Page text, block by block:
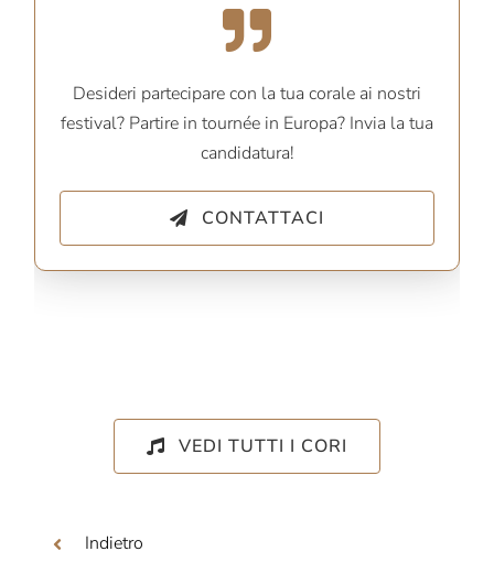
Desideri partecipare con la tua corale ai nostri
festival? Partire in tournée in Europa? Invia la tua
candidatura!
CONTATTACI
VEDI TUTTI I CORI
Indietro